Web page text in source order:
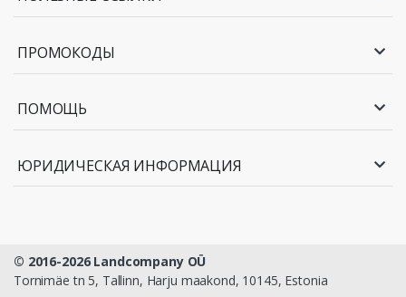
ПРОМОКОДЫ
ПОМОЩЬ
ЮРИДИЧЕСКАЯ ИНФОРМАЦИЯ
© 2016-2026 Landcompany OÜ
Tornimäe tn 5, Tallinn, Harju maakond, 10145, Estonia